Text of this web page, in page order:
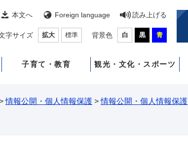
本文へ Foreign language 読み上げる
字サイズ 拡大 標準 背景色 白 黒 青
子育て・教育 観光・文化・スポーツ
情報公開・個人情報保護 >情報公開・個人情報保護